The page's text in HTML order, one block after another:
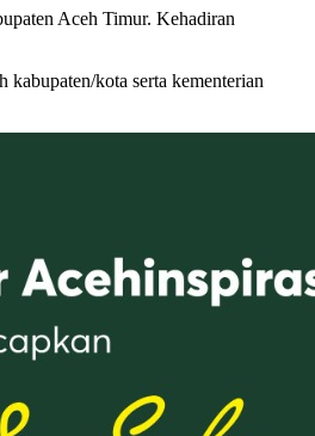
Aceh Timur. Kehadiran
kota serta kementerian